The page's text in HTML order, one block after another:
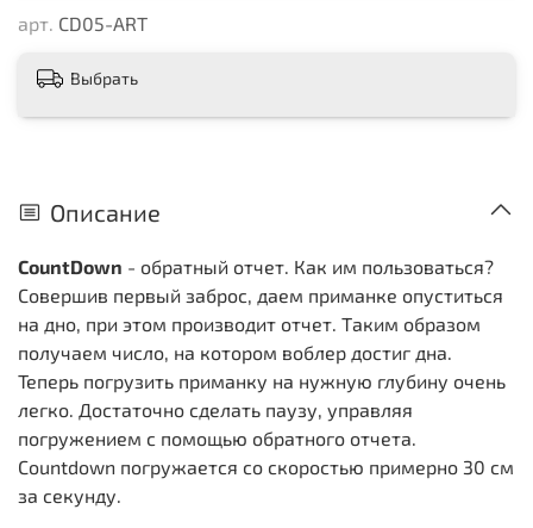
арт. CD05-ART
Выбрать
Описание
CountDown - обратный отчет. Как им пользоваться?
Совершив первый заброс, даем приманке опуститься
на дно, при этом производит отчет. Таким образом
получаем число, на котором воблер достиг дна.
Теперь погрузить приманку на нужную глубину очень
легко. Достаточно сделать паузу, управляя
погружением с помощью обратного отчета.
Countdown погружается со скоростью примерно 30 см
за секунду.